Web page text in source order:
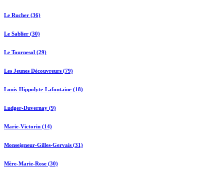
Le Rucher (36)
Le Sablier (30)
Le Tournesol (29)
Les Jeunes Découvreurs (79)
Louis-Hippolyte-Lafontaine (18)
Ludger-Duvernay (9)
Marie-Victorin (14)
Monseigneur-Gilles-Gervais (31)
Mère-Marie-Rose (30)